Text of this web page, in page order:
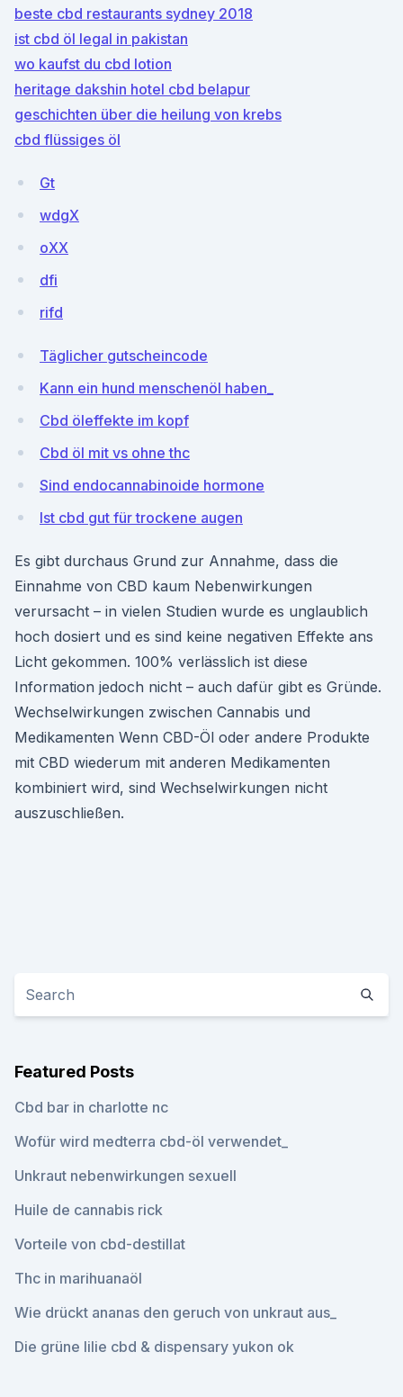
beste cbd restaurants sydney 2018
ist cbd öl legal in pakistan
wo kaufst du cbd lotion
heritage dakshin hotel cbd belapur
geschichten über die heilung von krebs
cbd flüssiges öl
Gt
wdgX
oXX
dfi
rifd
Täglicher gutscheincode
Kann ein hund menschenöl haben_
Cbd öleffekte im kopf
Cbd öl mit vs ohne thc
Sind endocannabinoide hormone
Ist cbd gut für trockene augen
Es gibt durchaus Grund zur Annahme, dass die
Einnahme von CBD kaum Nebenwirkungen
verursacht – in vielen Studien wurde es unglaublich
hoch dosiert und es sind keine negativen Effekte ans
Licht gekommen. 100% verlässlich ist diese
Information jedoch nicht – auch dafür gibt es Gründe.
Wechselwirkungen zwischen Cannabis und
Medikamenten Wenn CBD-Öl oder andere Produkte
mit CBD wiederum mit anderen Medikamenten
kombiniert wird, sind Wechselwirkungen nicht
auszuschließen.
Featured Posts
Cbd bar in charlotte nc
Wofür wird medterra cbd-öl verwendet_
Unkraut nebenwirkungen sexuell
Huile de cannabis rick
Vorteile von cbd-destillat
Thc in marihuanaöl
Wie drückt ananas den geruch von unkraut aus_
Die grüne lilie cbd & dispensary yukon ok